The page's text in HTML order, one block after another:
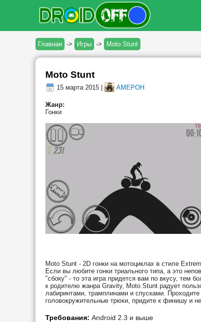
Главная -> Игры -> Moto Stunt
Moto Stunt
15 марта 2015 | AMEPOH
Жанр:
Гонки
Moto Stunt - 2D гонки на мотоциклах в стиле
Если вы любите гонки триального типа, а это
"сбоку" - то эта игра придется вам по вкусу, тем
к родителю жанра Gravity, Moto Stunt радует
лабиринтами, трамплинами и спусками.
головокружительные трюки, придите к финишу и
Требования: Android 2.3 и выше